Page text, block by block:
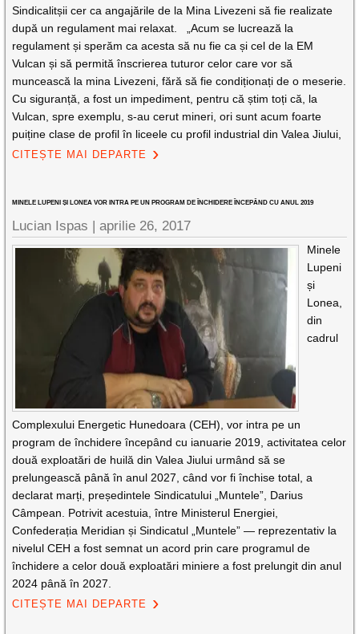
Sindicalitșii cer ca angajările de la Mina Livezeni să fie realizate
după un regulament mai relaxat. „Acum se lucrează la
regulament și sperăm ca acesta să nu fie ca și cel de la EM
Vulcan și să permită înscrierea tuturor celor care vor să
muncească la mina Livezeni, fără să fie condiționați de o meserie.
Cu siguranță, a fost un impediment, pentru că știm toți că, la
Vulcan, spre exemplu, s-au cerut mineri, ori sunt acum foarte
puiține clase de profil în liceele cu profil industrial din Valea Jiului,
CITEȘTE MAI DEPARTE
MINELE LUPENI ȘI LONEA VOR INTRA PE UN PROGRAM DE ÎNCHIDERE ÎNCEPÂND CU ANUL 2019
Lucian Ispas |aprilie 26, 2017
Minele
Lupeni
și
Lonea,
din
cadrul
Complexului Energetic Hunedoara (CEH), vor intra pe un
program de închidere începând cu ianuarie 2019, activitatea celor
două exploatări de huilă din Valea Jiului urmând să se
prelungească până în anul 2027, când vor fi închise total, a
declarat marți, președintele Sindicatului „Muntele”, Darius
Câmpean. Potrivit acestuia, între Ministerul Energiei,
Confederația Meridian și Sindicatul „Muntele” — reprezentativ la
nivelul CEH a fost semnat un acord prin care programul de
închidere a celor două exploatări miniere a fost prelungit din anul
2024 până în 2027.
CITEȘTE MAI DEPARTE